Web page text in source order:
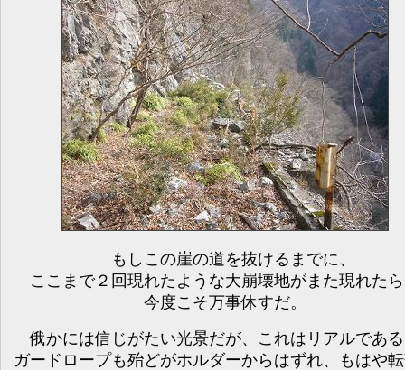
もしこの崖の道を抜けるまでに、
ここまで２回現れたような大崩壊地がまた現れた
今度こそ万事休すだ。
俄かには信じがたい光景だが、これはリアルであ
ガードロープも殆どがホルダーからはずれ、もはや